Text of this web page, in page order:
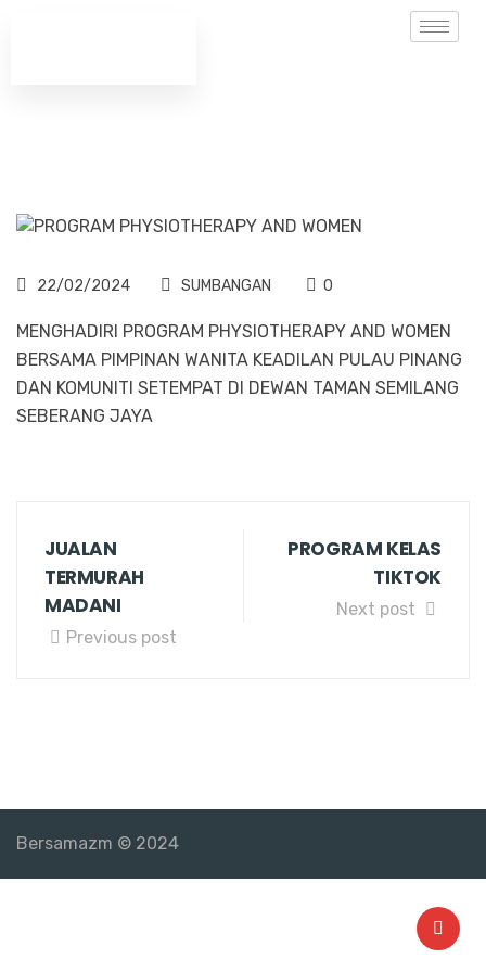
22/02/2024 SUMBANGAN 0
MENGHADIRI PROGRAM PHYSIOTHERAPY AND WOMEN
BERSAMA PIMPINAN WANITA KEADILAN PULAU PINANG
DAN KOMUNITI SETEMPAT DI DEWAN TAMAN SEMILANG
SEBERANG JAYA
JUALAN
TERMURAH
MADANI
Previous post
PROGRAM KELAS
TIKTOK
Next post
Bersamazm © 2024